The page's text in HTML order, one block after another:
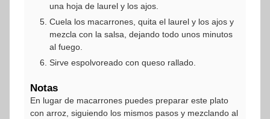
una hoja de laurel y los ajos.
Cuela los macarrones, quita el laurel y los ajos y
mezcla con la salsa, dejando todo unos minutos
al fuego.
Sirve espolvoreado con queso rallado.
Notas
En lugar de macarrones puedes preparar este plato
con arroz, siguiendo los mismos pasos y mezclando al